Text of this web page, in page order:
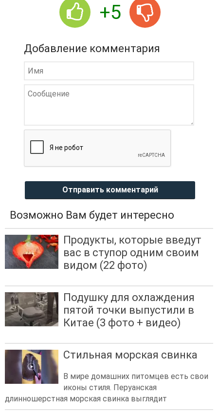
+5
Добавление комментария
Отправить комментарий
Возможно Вам будет интересно
Продукты, которые введут
вас в ступор одним своим
видом (22 фото)
Подушку для охлаждения
пятой точки выпустили в
Китае (3 фото + видео)
Стильная морская свинка
В мире домашних питомцев есть свои
иконы стиля. Перуанская
длинношерстная морская свинка выглядит